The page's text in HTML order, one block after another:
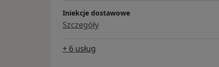
Iniekcje dostawowe
Szczegóły
+ 6 usług